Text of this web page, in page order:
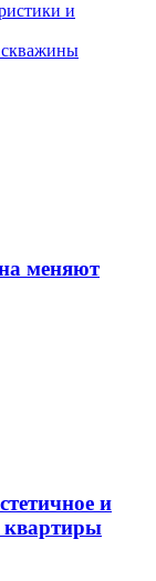
и
скважины
меняют
и
квартиры